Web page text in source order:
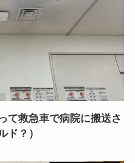
て救急車で病院に搬送さ
ド？）